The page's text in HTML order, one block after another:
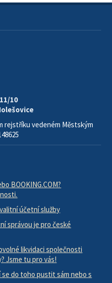
10
rejstříku vedeném Městským
BOOKING.COM?
účetní služby
správou je pro české
likvidaci společnosti
Jsme tu pro vás!
se do toho pustit sám nebo s